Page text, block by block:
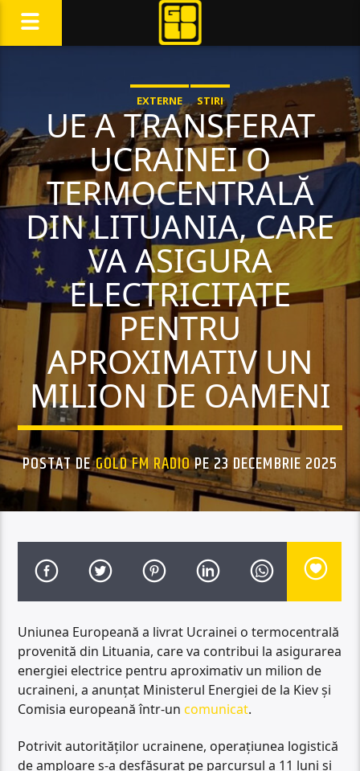
EXTERNE STIRI
UE A TRANSFERAT
UCRAINEI O
TERMOCENTRALĂ
DIN LITUANIA, CARE
VA ASIGURA
ELECTRICITATE
PENTRU
APROXIMATIV UN
MILION DE OAMENI
POSTAT DEGOLD FM RADIOPE 23 DECEMBRIE 2025
Uniunea Europeană a livrat Ucrainei o termocentrală
provenită din Lituania, care va contribui la asigurarea
energiei electrice pentru aproximativ un milion de
ucraineni, a anunțat Ministerul Energiei de la Kiev și
Comisia europeană într-uncomunicat.
Potrivit autorităților ucrainene, operațiunea logistică
de amploare s-a desfășurat pe parcursul a 11 luni și